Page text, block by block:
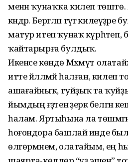
менән ҡу­наҡҡа килеп
кәндәр. Бергәләп тәүгә килеүҙәре
матур итеп ҡунаҡ
ҡайтарырға булдыҡ.
Икенсе көндө Мәхмүт
итте йәллә­мәй һалған, килеп
аша­ғайныҡ, туйҙыҡ та
йымдың ғәҙәтен әҙерәк белгән
һалам. Яртыһына ла
һоғондора башлай инде
өлгөрмәнем, олатайым, ең